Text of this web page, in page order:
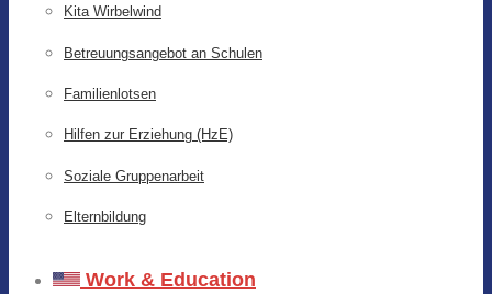
Kita Wirbelwind
Betreuungsangebot an Schulen
Familienlotsen
Hilfen zur Erziehung (HzE)
Soziale Gruppenarbeit
Elternbildung
Work & Education